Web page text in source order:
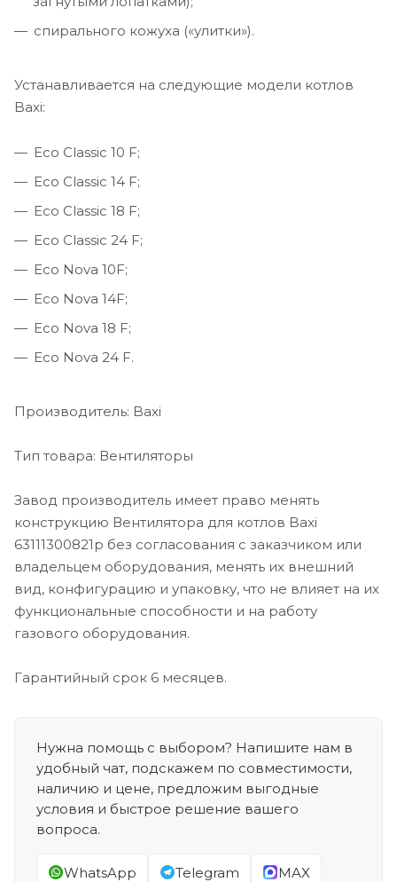
спирального кожуха («улитки»).
Устанавливается на следующие модели котлов
Baxi:
Eco Classic 10 F;
Eco Classic 14 F;
Eco Classic 18 F;
Eco Classic 24 F;
Eco Nova 10F;
Eco Nova 14F;
Eco Nova 18 F;
Eco Nova 24 F.
Производитель: Baxi
Тип товара: Вентиляторы
Завод производитель имеет право менять
конструкцию Вентилятора для котлов Baxi
63111300821p без согласования с заказчиком или
владельцем оборудования, менять их внешний
вид, конфигурацию и упаковку, что не влияет на их
функциональные способности и на работу
газового оборудования.
Гарантийный срок 6 месяцев.
Нужна помощь с выбором? Напишите нам в
удобный чат, подскажем по совместимости,
наличию и цене, предложим выгодные
условия и быстрое решение вашего
вопроса.
WhatsApp Telegram MAX